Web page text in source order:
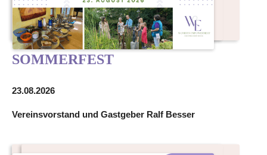
SOMMERFEST
23.08.2026
Vereinsvorstand und Gastgeber Ralf Besser